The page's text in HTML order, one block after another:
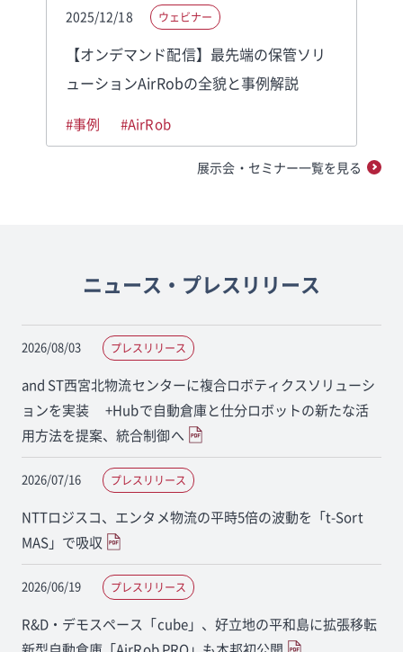
2025/12/18 ウェビナー
【オンデマンド配信】最先端の保管ソリ
ューションAirRobの全貌と事例解説
#事例 #AirRob
展示会・セミナー一覧を見る
ニュース・プレスリリース
2026/08/03 プレスリリース
and ST西宮北物流センターに複合ロボティクスソリューシ
ョンを実装 +Hubで自動倉庫と仕分ロボットの新たな活
用方法を提案、統合制御へ
2026/07/16 プレスリリース
NTTロジスコ、エンタメ物流の平時5倍の波動を「t-Sort
MAS」で吸収
2026/06/19 プレスリリース
R&D・デモスペース「cube」、好立地の平和島に拡張移転